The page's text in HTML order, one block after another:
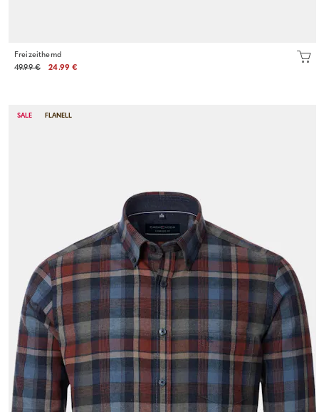
Freizeithemd
49.99 €
24.99 €
SALE FLANELL